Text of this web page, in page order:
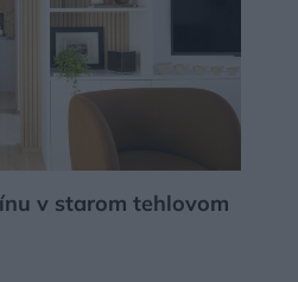
v starom tehlovom